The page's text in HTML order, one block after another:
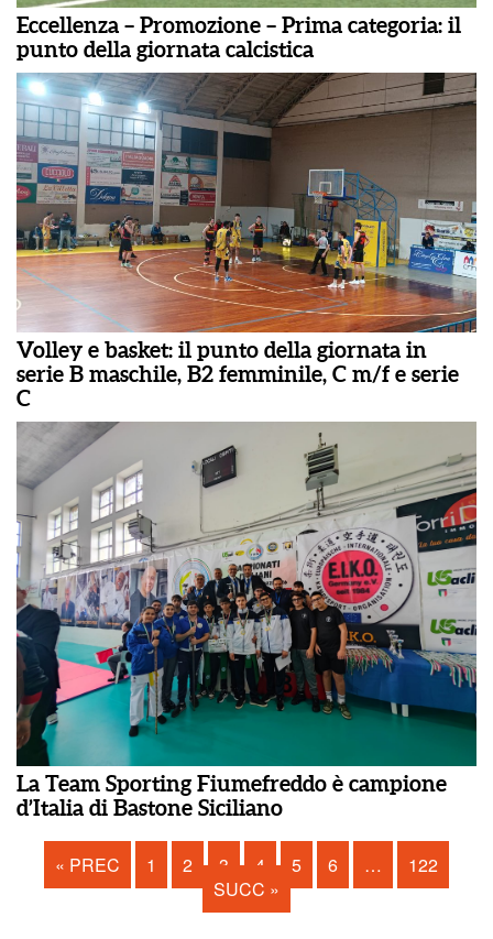
Eccellenza – Promozione – Prima categoria: il
punto della giornata calcistica
Volley e basket: il punto della giornata in
serie B maschile, B2 femminile, C m/f e serie
C
La Team Sporting Fiumefreddo è campione
d’Italia di Bastone Siciliano
« PREC 1 2 3 4 5 6 …
122
SUCC »